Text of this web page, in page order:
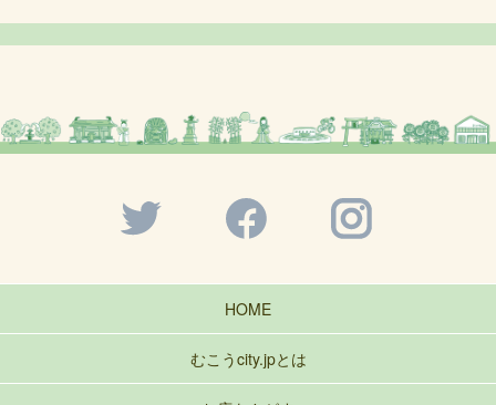
HOME
むこうcity.jpとは